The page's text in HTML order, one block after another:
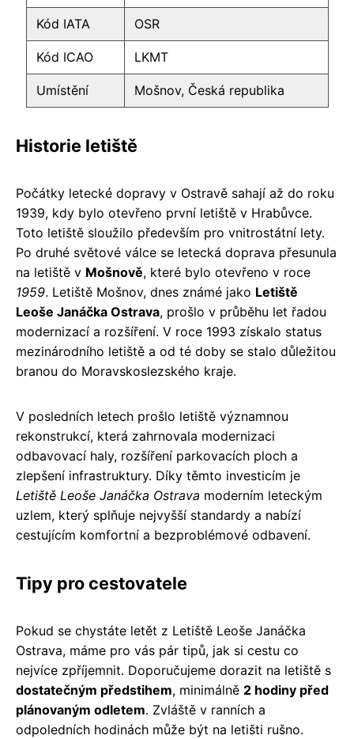
Kód IATA OSR
Kód ICAO LKMT
Umístění Mošnov, Česká republika
Historie letiště
Počátky letecké dopravy v Ostravě sahají až do roku
1939, kdy bylo otevřeno první letiště v Hrabůvce.
Toto letiště sloužilo především pro vnitrostátní lety.
Po druhé světové válce se letecká doprava přesunula
na letiště v Mošnově, které bylo otevřeno v roce
1959. Letiště Mošnov, dnes známé jako Letiště
Leoše Janáčka Ostrava, prošlo v průběhu let řadou
modernizací a rozšíření. V roce 1993 získalo status
mezinárodního letiště a od té doby se stalo důležitou
branou do Moravskoslezského kraje.
V posledních letech prošlo letiště významnou
rekonstrukcí, která zahrnovala modernizaci
odbavovací haly, rozšíření parkovacích ploch a
zlepšení infrastruktury. Díky těmto investicím je
Letiště Leoše Janáčka Ostrava moderním leteckým
uzlem, který splňuje nejvyšší standardy a nabízí
cestujícím komfortní a bezproblémové odbavení.
Tipy pro cestovatele
Pokud se chystáte letět z Letiště Leoše Janáčka
Ostrava, máme pro vás pár tipů, jak si cestu co
nejvíce zpříjemnit. Doporučujeme dorazit na letiště s
dostatečným předstihem, minimálně 2 hodiny před
plánovaným odletem. Zvláště v ranních a
odpoledních hodinách může být na letišti rušno.